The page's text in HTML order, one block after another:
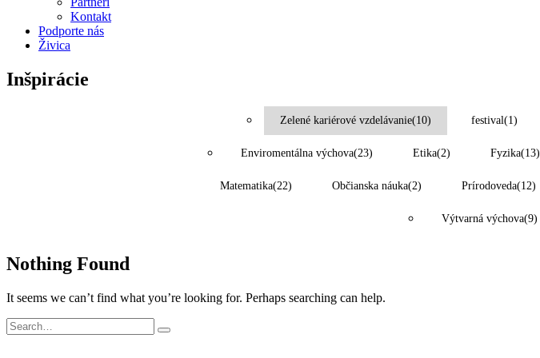
Kontakt
Podporte nás
Živica
Inšpirácie
Zelené kariérové vzdelávanie(10) festival(1)
Enviromentálna výchova(23) Etika(2) Fyzika(13)
Matematika(22) Občianska náuka(2) Prírodoveda(12)
Výtvarná výchova(9)
Nothing Found
It seems we can’t find what you’re looking for. Perhaps searching can help.